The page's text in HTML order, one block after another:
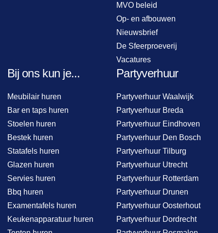
MVO beleid
Op- en afbouwen
Nieuwsbrief
De Sfeerproeverij
Vacatures
Bij ons kun je...
Meubilair huren
Bar en taps huren
Stoelen huren
Bestek huren
Statafels huren
Glazen huren
Servies huren
Bbq huren
Examentafels huren
Keukenapparatuur huren
Partyverhuur
Partyverhuur Waalwijk
Partyverhuur Breda
Partyverhuur Eindhoven
Partyverhuur Den Bosch
Partyverhuur Tilburg
Partyverhuur Utrecht
Partyverhuur Rotterdam
Partyverhuur Drunen
Partyverhuur Oosterhout
Partyverhuur Dordrecht